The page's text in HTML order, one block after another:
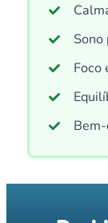
Sono
Foco